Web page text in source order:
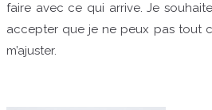
faire avec ce qui arrive. Je
accepter que je ne peux pas tout
m’ajuster.